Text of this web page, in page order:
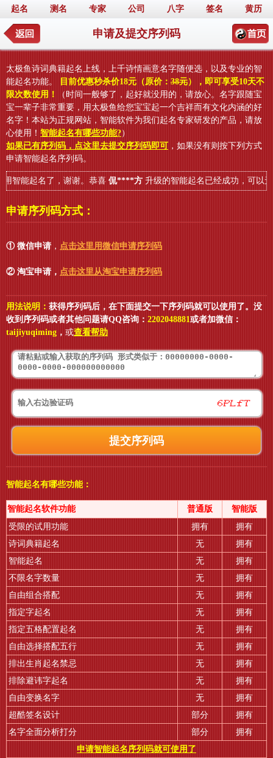
起名 测名 专家 公司 八字 签名 黄历
申请及提交序列码
太极鱼诗词典籍起名上线，上千诗情画意名字随便选，以及专业的智
能起名功能。
目前优惠秒杀价18元（原价： 38元），即可享受10天不
限次数使用！
（时间一般够了，起好就没用的，请放心。名字跟随宝
宝一辈子非常重要，用太极鱼给您宝宝起一个吉祥而有文化内涵的好
名字！本站为正规网站，智能软件为我们起名专家研发的产品，请放
心使用！ 智能起名有哪些功能?）
如果已有序列码，点这里去提交序列码即可 ，如果没有则按下列方式
申请智能起名序列码。
智能起名了，谢谢。恭喜侃****方升级的智能起名已经成功，可以无
申请序列码方式：
① 微信申请 ， 点击这里用微信申请序列码
② 淘宝申请 ， 点击这里从淘宝申请序列码
用法说明： 获得序列码后，在下面提交一下序列码就可以使用了。没
收到序列码或者其他问题请QQ咨询： 2202048881或者加微信：
taijiyuqiming ， 或查看帮助
智能起名有哪些功能：
智能起名软件功能 普通版
智能版
受限的试用功能
拥有
拥有
诗词典籍起名
无
拥有
智能起名
无
拥有
不限名字数量
无
拥有
自由组合搭配
无
拥有
指定字起名
无
拥有
指定五格配置起名
无
拥有
自由选择搭配五行
无
拥有
排出生肖起名禁忌
无
拥有
排除避讳字起名
无
拥有
自由变换名字
无
拥有
超酷签名设计
部分
拥有
名字全面分析打分
部分
拥有
申请智能起名序列码就可使用了